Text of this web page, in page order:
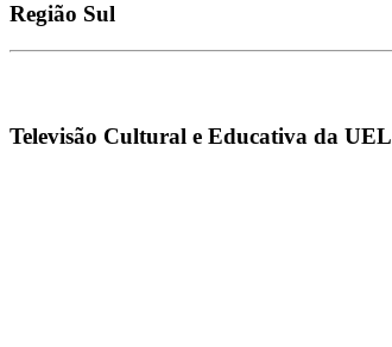
Região Sul
Televisão Cultural e Educativa da UEL